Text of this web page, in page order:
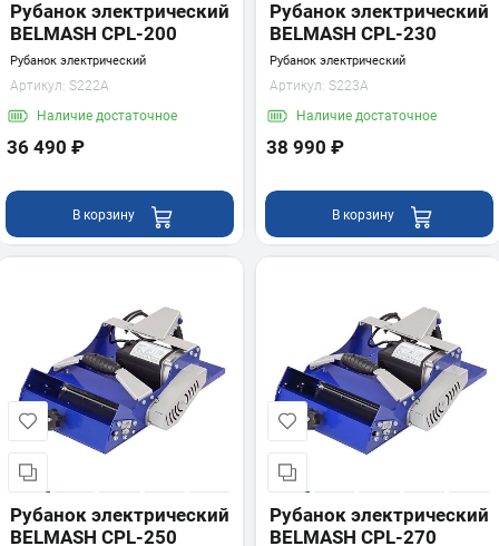
Рубанок электрический
BELMASH CPL-200
Рубанок электрический
Артикул: S222A
Наличие достаточное
36 490 ₽
В корзину
Рубанок электрический
BELMASH CPL-230
Рубанок электрический
Артикул: S223A
Наличие достаточное
38 990 ₽
В корзину
Рубанок электрический
BELMASH CPL-250
Рубанок электрический
BELMASH CPL-270